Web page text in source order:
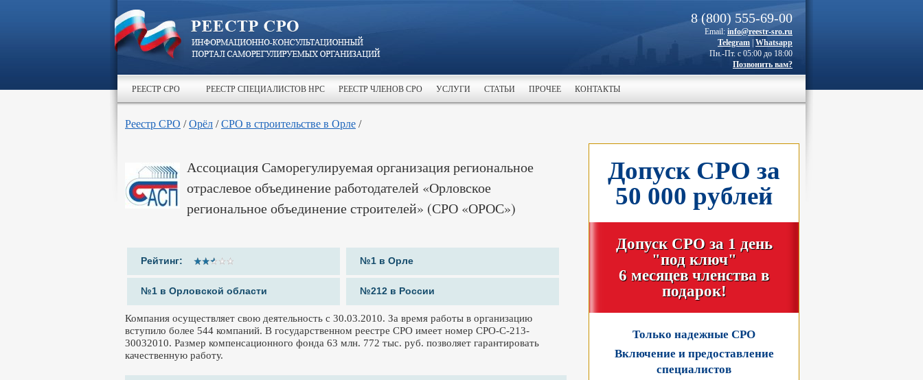
8 (800) 555-69-00
Email: info@reestr-sro.ru
Telegram Whatsapp
Пн.-Пт. с 05:00 до 18:00
Позвонить вам?
РЕЕСТР СРО РЕЕСТР СПЕЦИАЛИСТОВ НРС РЕЕСТР ЧЛЕНОВ СРО УСЛУГИ СТАТЬИ ПРОЧЕЕ КОНТАКТЫ
Реестр СРО /Орёл /СРО в строительстве в Орле /
Ассоциация Саморегулируемая организация региональное
отраслевое объединение работодателей «Орловское
региональное объединение строителей» (СРО «ОРОС»)
Рейтинг: №1 в Орле
№1 в Орловской области №212 в России
Компания осуществляет свою деятельность с 30.03.2010. За время работы в организацию
вступило более 544 компаний. В государственном реестре СРО имеет номер СРО-С-213-
30032010. Размер компенсационного фонда 63 млн. 772 тыс. руб. позволяет гарантировать
качественную работу.
Допуск СРО за
50 000 рублей
Допуск СРО за 1 день
"под ключ"
6 месяцев членства в
подарок!
Только надежные СРО
Включение и предоставление
специалистов